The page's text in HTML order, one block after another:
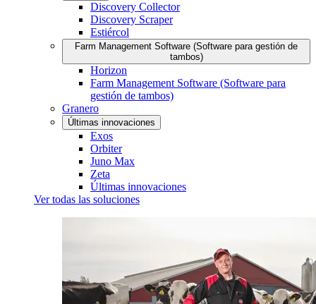
Discovery Collector
Discovery Scraper
Estiércol
Farm Management Software (Software para gestión de
tambos)
Horizon
Farm Management Software (Software para
gestión de tambos)
Granero
Últimas innovaciones
Exos
Orbiter
Juno Max
Zeta
Últimas innovaciones
Ver todas las soluciones